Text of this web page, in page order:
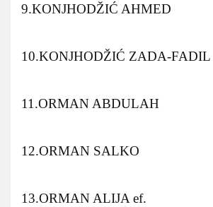
9.KONJHODŽIĆ AHMED
10.KONJHODŽIĆ ZADA-FADIL
11.ORMAN ABDULAH
12.ORMAN SALKO
13.ORMAN ALIJA ef.